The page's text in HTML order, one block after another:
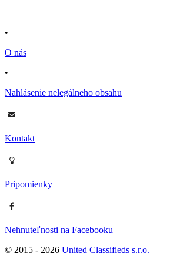
•
O nás
•
Nahlásenie nelegálneho obsahu
Kontakt
Pripomienky
Nehnuteľnosti na Facebooku
© 2015 - 2026 United Classifieds s.r.o.